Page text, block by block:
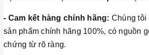
- Cam kết hàng chính hãng: Chúng tôi
sản phẩm chính hãng 100%, có nguồn
chứng từ rõ ràng.